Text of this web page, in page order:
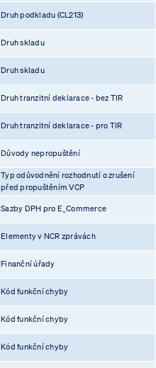
Druh podkladu (CL213)
Druh skladu
Druh skladu
Druh tranzitní deklarace - bez TIR
Druh tranzitní deklarace - pro TIR
Důvody nepropuštění
Typ odůvodnění rozhodnutí o zrušení
před propuštěním VCP
Sazby DPH pro E_Commerce
Elementy v NCR zprávách
Finanční úřady
Kód funkční chyby
Kód funkční chyby
Kód funkční chyby